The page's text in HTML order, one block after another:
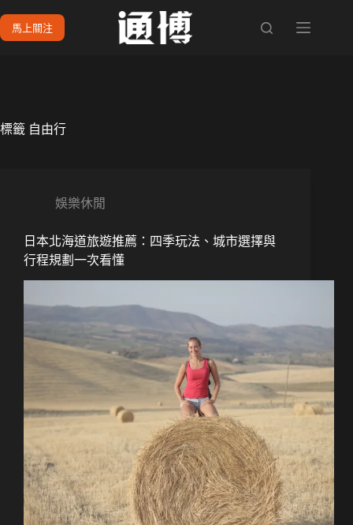
馬上關注
標籤 自由行
娛樂休閒
日本北海道旅遊推薦：四季玩法、城市選擇與
行程規劃一次看懂